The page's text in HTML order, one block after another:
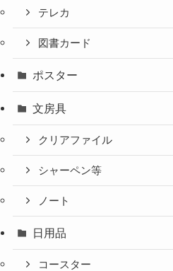
テレカ
図書カード
ポスター
文房具
クリアファイル
シャーペン等
ノート
日用品
コースター